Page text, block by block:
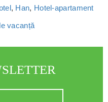
, Han, Hotel-apartament
vacanță